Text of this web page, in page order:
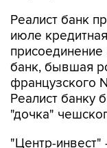
банк, бывшая
французского
Реалист банку
"дочка"
"Центр-инвест"